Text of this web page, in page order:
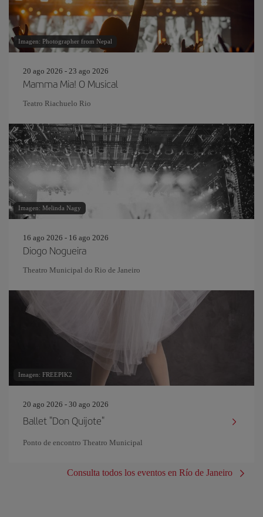
Imagen: Photographer from Nepal
20 ago 2026 - 23 ago 2026
Mamma Mia! O Musical
Teatro Riachuelo Rio
Imagen: Melinda Nagy
16 ago 2026 - 16 ago 2026
Diogo Nogueira
Theatro Municipal do Rio de Janeiro
Imagen: FREEPIK2
20 ago 2026 - 30 ago 2026
Ballet "Don Quijote"
Ponto de encontro Theatro Municipal
Consulta todos los eventos en Río de Janeiro